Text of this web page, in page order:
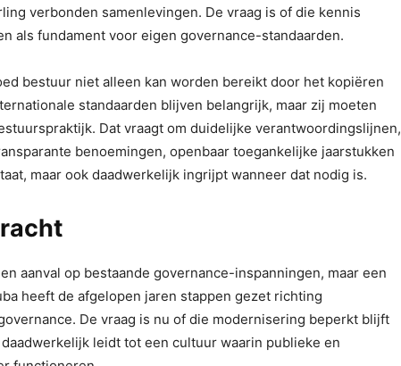
verbonden samenlevingen. De vraag is of die kennis
als fundament voor eigen governance-standaarden.
bestuur niet alleen kan worden bereikt door het kopiëren
standaarden blijven belangrijk, maar zij moeten
Dat vraagt om duidelijke verantwoordingslijnen,
benoemingen, openbaar toegankelijke jaarstukken
maar ook daadwerkelijk ingrijpt wanneer dat nodig is.
aanval op bestaande governance-inspanningen, maar een
heeft de afgelopen jaren stappen gezet richting
De vraag is nu of die modernisering beperkt blijft
leidt tot een cultuur waarin publieke en